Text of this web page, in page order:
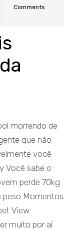
Comments
morrendo de
que não
você
Você sabe o
perde 70kg
peso Momentos
View
muito por aí